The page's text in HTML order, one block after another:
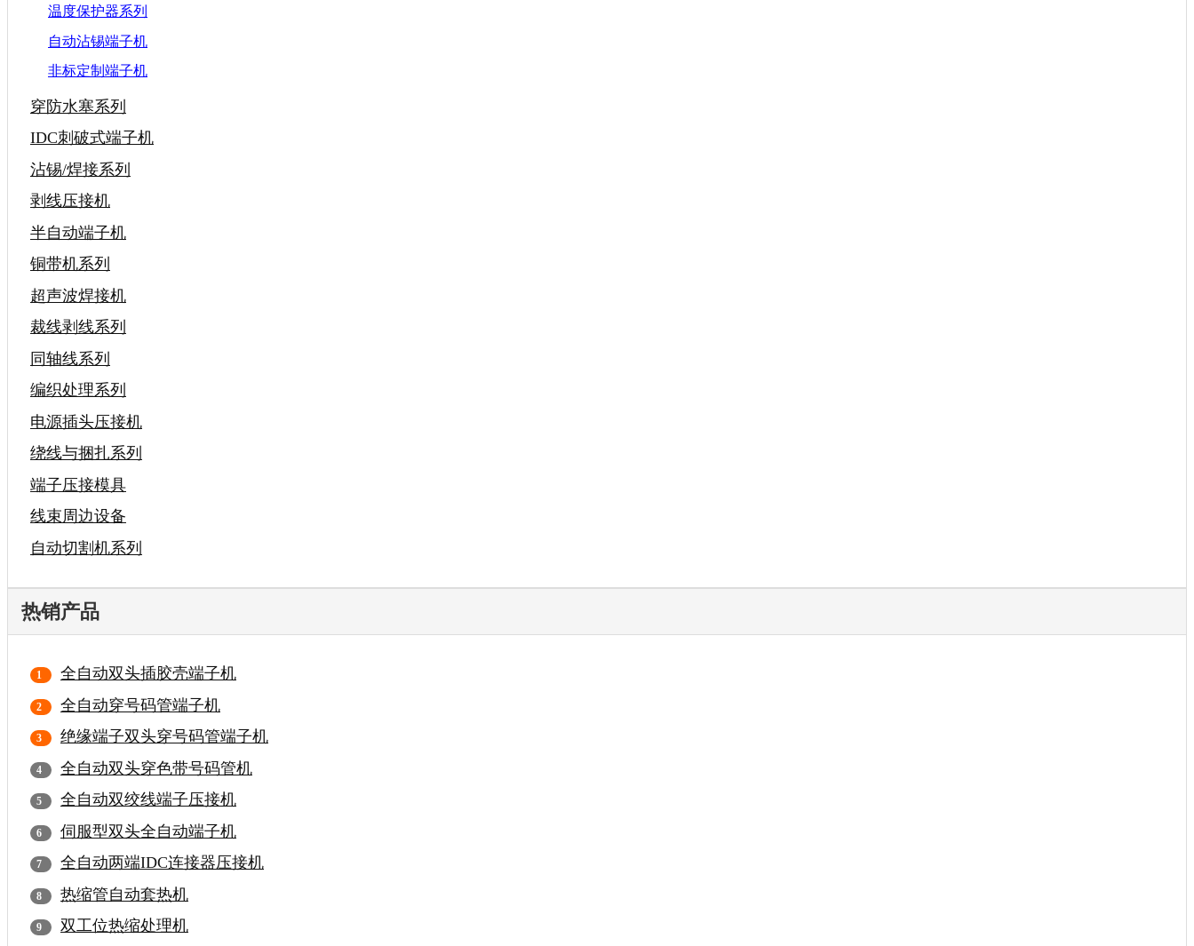
温度保护器系列
自动沾锡端子机
非标定制端子机
穿防水塞系列
IDC刺破式端子机
沾锡/焊接系列
剥线压接机
半自动端子机
铜带机系列
超声波焊接机
裁线剥线系列
同轴线系列
编织处理系列
电源插头压接机
绕线与捆扎系列
端子压接模具
线束周边设备
自动切割机系列
热销产品
全自动双头插胶壳端子机
全自动穿号码管端子机
绝缘端子双头穿号码管端子机
全自动双头穿色带号码管机
全自动双绞线端子压接机
伺服型双头全自动端子机
全自动两端IDC连接器压接机
热缩管自动套热机
双工位热缩处理机